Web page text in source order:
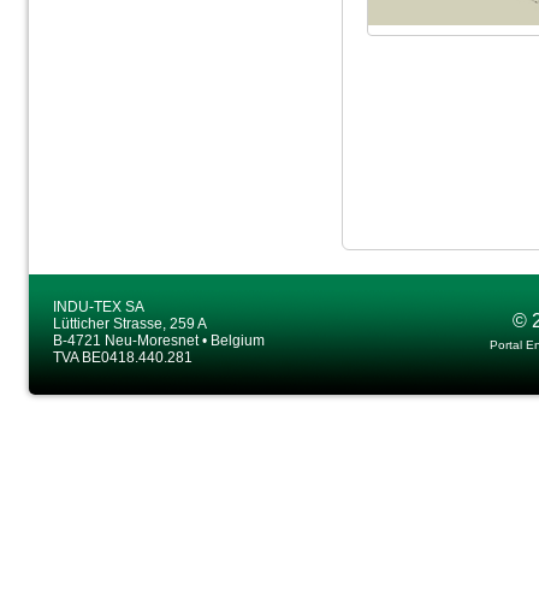
INDU-TEX SA
Lütticher Strasse, 259 A
B-4721 Neu-Moresnet • Belgium
TVA BE0418.440.281
©
Portal